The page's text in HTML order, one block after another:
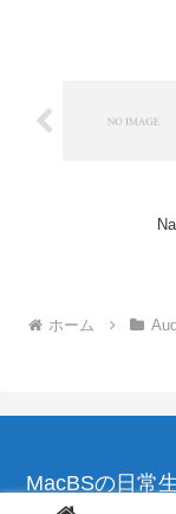
ホーム
MacBSの日常